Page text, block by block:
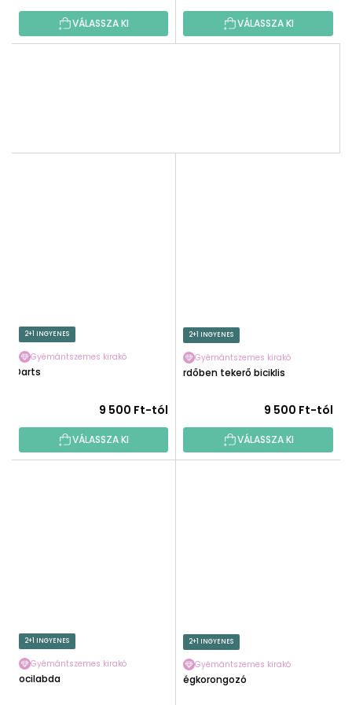
VÁLASSZA KI VÁLASSZA KI
2+1 INGYENES
Gyémántszemes kirakó
Darts
9 500 Ft-tól
VÁLASSZA KI
2+1 INGYENES
Gyémántszemes kirakó
Erdőben tekerő biciklis
9 500 Ft-tól
VÁLASSZA KI
2+1 INGYENES
Gyémántszemes kirakó
Focilabda
2+1 INGYENES
Gyémántszemes kirakó
Jégkorongozó